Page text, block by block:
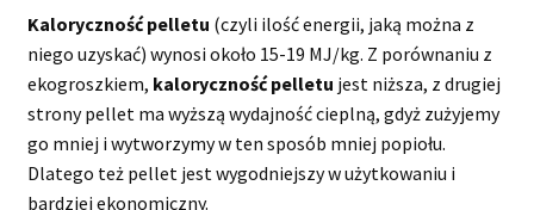
Kaloryczność pelletu (czyli ilość energii, jaką można z
niego uzyskać) wynosi około 15-19 MJ/kg. Z porównaniu z
ekogroszkiem, kaloryczność pelletu jest niższa, z drugiej
strony pellet ma wyższą wydajność cieplną, gdyż zużyjemy
go mniej i wytworzymy w ten sposób mniej popiołu.
Dlatego też pellet jest wygodniejszy w użytkowaniu i
bardziej ekonomiczny.